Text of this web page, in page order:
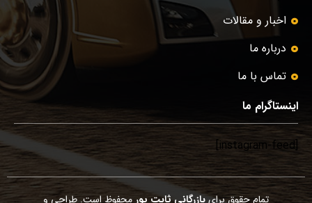
اخبار و مقالات
درباره ما
تماس با ما
اینستاگرام ما
[instagram-feed]
تمام حقوق برایبازرگانی ثابت پور محفوظ است. طراحی و